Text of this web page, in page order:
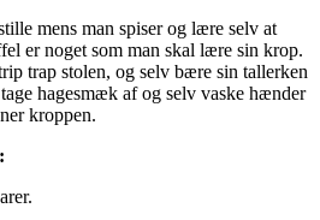
mens man spiser og lære selv at
er noget som man skal lære sin krop.
trap stolen, og selv bære sin tallerken
hagesmæk af og selv vaske hænder
kroppen.